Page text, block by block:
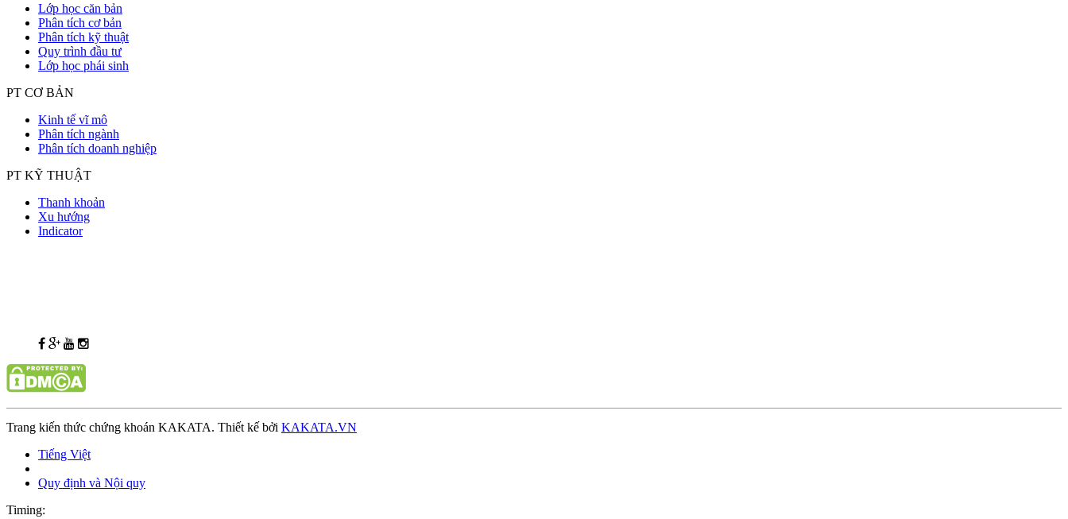
Lớp học căn bản
Phân tích cơ bản
Phân tích kỹ thuật
Quy trình đầu tư
Lớp học phái sinh
PT CƠ BẢN
Kinh tế vĩ mô
Phân tích ngành
Phân tích doanh nghiệp
PT KỸ THUẬT
Thanh khoản
Xu hướng
Indicator
Trang kiến thức chứng khoán KAKATA. Thiết kế bởi KAKATA.VN
Tiếng Việt
Quy định và Nội quy
Timing: